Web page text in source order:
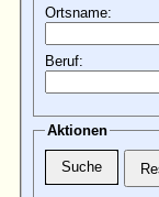
Ortsname:
Beruf:
Aktionen